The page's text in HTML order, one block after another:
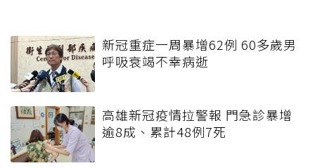
新冠重症一周暴增62例 60多歲男
呼吸衰竭不幸病逝
高雄新冠疫情拉警報 門急診暴增
逾8成、累計48例7死